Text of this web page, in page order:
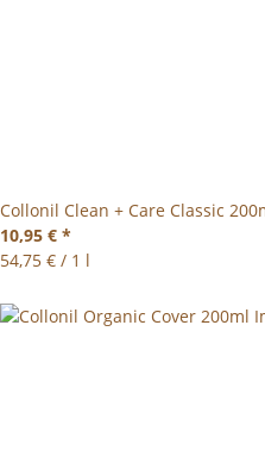
Collonil Clean + Care Classic
10,95 € *
54,75 € / 1 l